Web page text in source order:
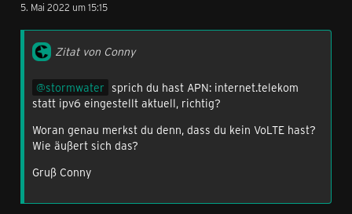
5. Mai 2022 um 15:15
Zitat von Conny
stormwater sprich du hast APN: internet.telekom
statt ipv6 eingestellt aktuell, richtig?
Woran genau merkst du denn, dass du kein VoLTE hast?
Wie äußert sich das?
Gruß Conny